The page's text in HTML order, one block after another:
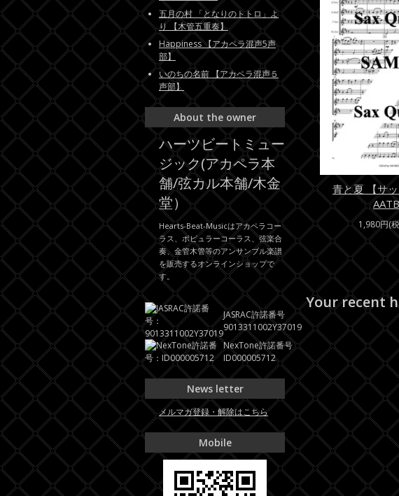
青と夏 【サ
1,980円(
Your recent
五月の村 「となりのトトロ」よ
り 【木管五重奏】
Happiness 【アカペラ混声5声
部】
いのちの名前 【アカペラ混声５
声部】
About the owner
ハーツビートミュー
ジック(アカペラ本
舗/弦カル本舗/木金
堂）
Hearts-Beat-Musicはアカペラコー
ラス、ポピュラーコーラス、弦楽合
奏、金管木管等のアンサンブル楽譜
を販売するオンラインショップで
す。
JASRAC許諾番号
9013311002Y37019
NexTone許諾番号
ID000005712
News letter
メルマガ登録・解除はこちら
Mobile